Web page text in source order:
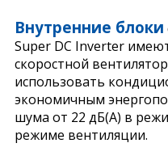
Внутренние блоки
Super DC Inverter
скоростной
использовать
экономичным
шума от 22 дБ(A) в
режиме вентиляции.